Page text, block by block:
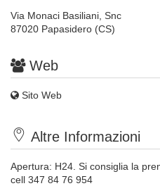
Via Monaci Basiliani, Snc
87020 Papasidero (CS)
Web
Sito Web
Altre Informazioni
Apertura: H24. Si consiglia la
cell 347 84 76 954